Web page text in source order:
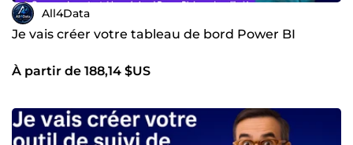
All4Data
Je vais créer votre tableau de bord Power BI
À partir de 188,14 $US